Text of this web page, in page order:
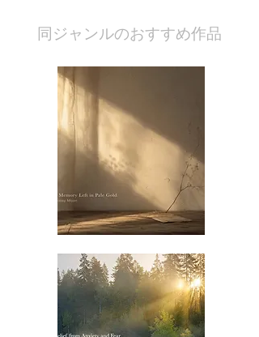
​同ジャンルのおすすめ作品